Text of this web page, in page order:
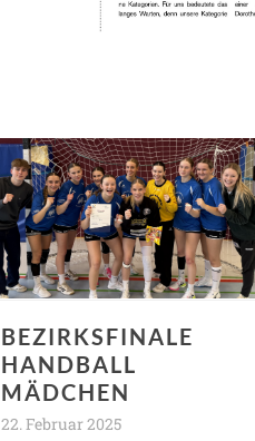
BEZIRKSFINALE
HANDBALL
MÄDCHEN
22. Februar 2025